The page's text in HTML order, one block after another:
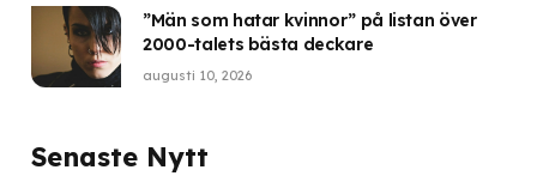
”Män som hatar kvinnor” på listan över
2000-talets bästa deckare
augusti 10, 2026
Senaste Nytt